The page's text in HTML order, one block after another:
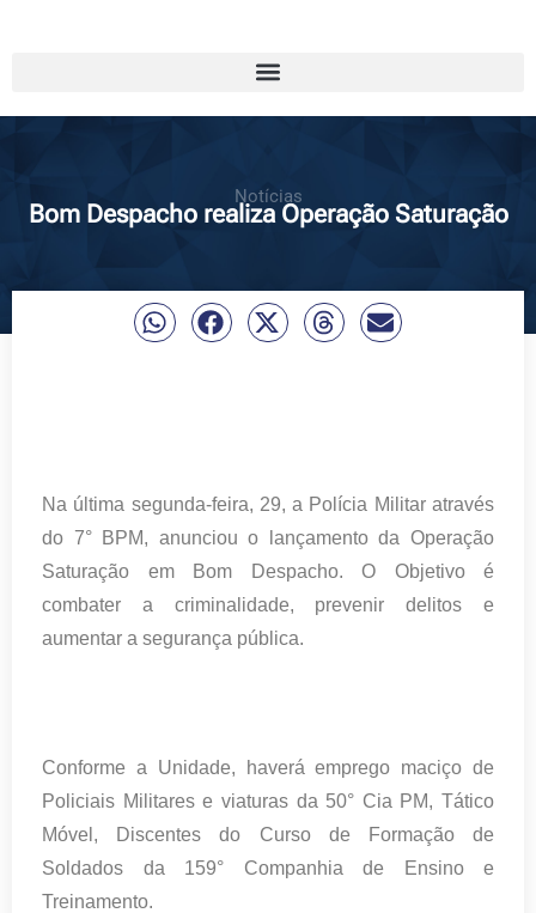
Notícias
Bom Despacho realiza Operação Saturação
Na última segunda-feira, 29, a Polícia Militar através
do 7° BPM, anunciou o lançamento da Operação
Saturação em Bom Despacho. O Objetivo é
combater a criminalidade, prevenir delitos e
aumentar a segurança pública.
Conforme a Unidade, haverá emprego maciço de
Policiais Militares e viaturas da 50° Cia PM, Tático
Móvel, Discentes do Curso de Formação de
Soldados da 159° Companhia de Ensino e
Treinamento.